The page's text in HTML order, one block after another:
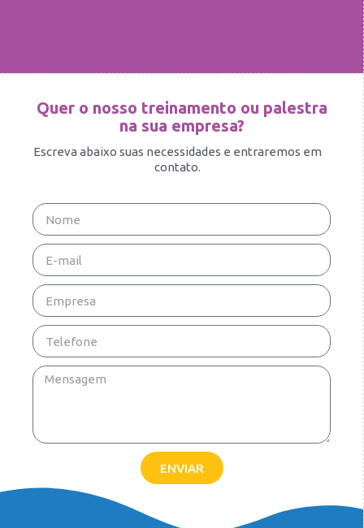
Quer o nosso treinamento ou palestra
na sua empresa?
Escreva abaixo suas necessidades e entraremos em
contato.
ENVIAR